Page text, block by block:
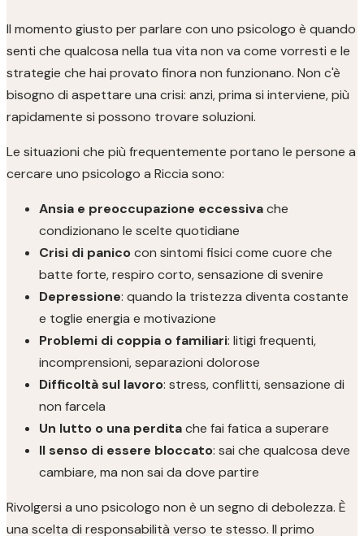
Il momento giusto per parlare con uno psicologo è quando
senti che qualcosa nella tua vita non va come vorresti e le
strategie che hai provato finora non funzionano. Non c'è
bisogno di aspettare una crisi: anzi, prima si interviene, più
rapidamente si possono trovare soluzioni.
Le situazioni che più frequentemente portano le persone a
cercare uno psicologo a Riccia sono:
Ansia e preoccupazione eccessivache
condizionano le scelte quotidiane
Crisi di panicocon sintomi fisici come cuore che
batte forte, respiro corto, sensazione di svenire
Depressione: quando la tristezza diventa costante
e toglie energia e motivazione
Problemi di coppia o familiari: litigi frequenti,
incomprensioni, separazioni dolorose
Difficoltà sul lavoro: stress, conflitti, sensazione di
non farcela
Un lutto o una perditache fai fatica a superare
Il senso di essere bloccato: sai che qualcosa deve
cambiare, ma non sai da dove partire
Rivolgersi a uno psicologo non è un segno di debolezza. È
una scelta di responsabilità verso te stesso. Il primo